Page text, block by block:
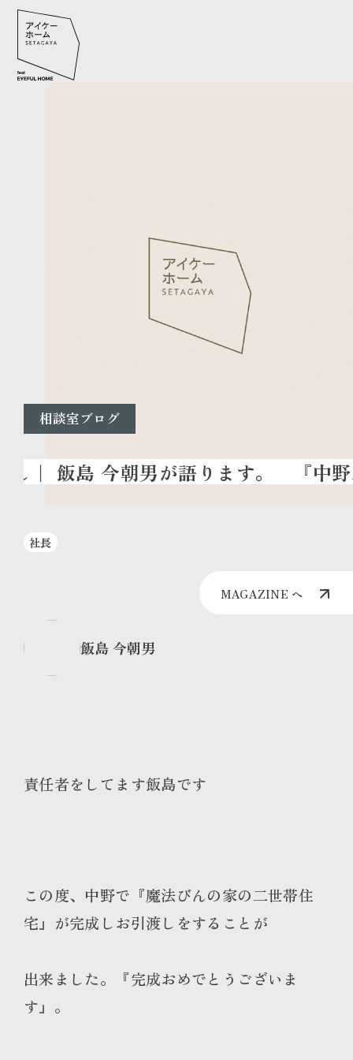
相談室ブログ
『中野
社長
MAGAZINE へ
飯島 今朝男
責任者をしてます飯島です
この度、中野で『魔法びんの家の二世帯住
宅』が完成しお引渡しをすることが
出来ました。『完成おめでとうございま
す』。